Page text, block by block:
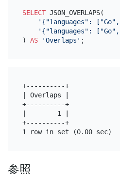
SELECT JSON_OVERLAPS(
'{"languages":
'{"languages":
) AS 'Overlaps'
+----------+
| Overlaps |
+----------+
|        1 |
+----------+
参照